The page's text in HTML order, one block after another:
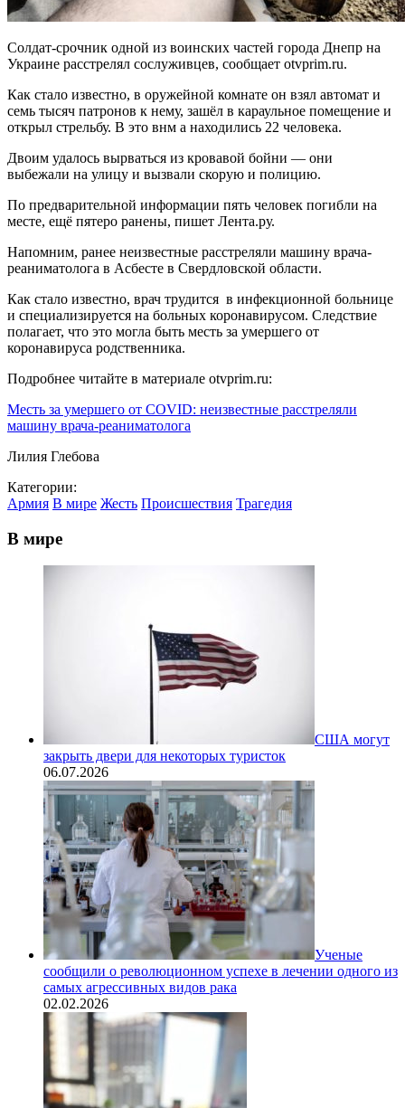
Солдат-срочник одной из воинских частей города Днепр на
Украине расстрелял сослуживцев, сообщает otvprim.ru.
Как стало известно, в оружейной комнате он взял автомат и
семь тысяч патронов к нему, зашёл в караульное помещение и
открыл стрельбу. В это внм а находились 22 человека.
Двоим удалось вырваться из кровавой бойни — они
выбежали на улицу и вызвали скорую и полицию.
По предварительной информации пять человек погибли на
месте, ещё пятеро ранены, пишет Лента.ру.
Напомним, ранее неизвестные расстреляли машину врача-
реаниматолога в Асбесте в Свердловской области.
Как стало известно, врач трудится в инфекционной больнице
и специализируется на больных коронавирусом. Следствие
полагает, что это могла быть месть за умершего от
коронавируса родственника.
Подробнее читайте в материале otvprim.ru:
Месть за умершего от COVID: неизвестные расстреляли
машину врача-реаниматолога
Лилия Глебова
Категории:
Армия В мире Жесть Происшествия Трагедия
В мире
США могут
закрыть двери для некоторых туристок
06.07.2026
Ученые
сообщили о революционном успехе в лечении одного из
самых агрессивных видов рака
02.02.2026